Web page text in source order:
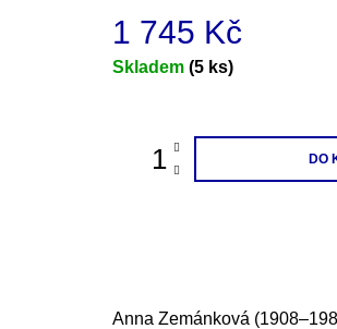
1 745 Kč
Měrná
Skladem (5 ks)
DO
Anna Zemánková